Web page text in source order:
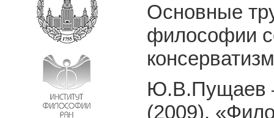
Основные
философии
Ю.В.Пущаев
(2009),